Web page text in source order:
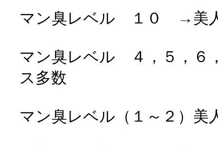
マン臭レベル １０ →美
マン臭レベル ４，５，
ス多数
マン臭レベル（１～２）美